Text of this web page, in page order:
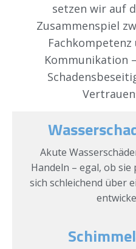
setzen wir auf
Zusammenspiel
Kommunikation
Akute
Handeln – egal, ob
sich schleichend über